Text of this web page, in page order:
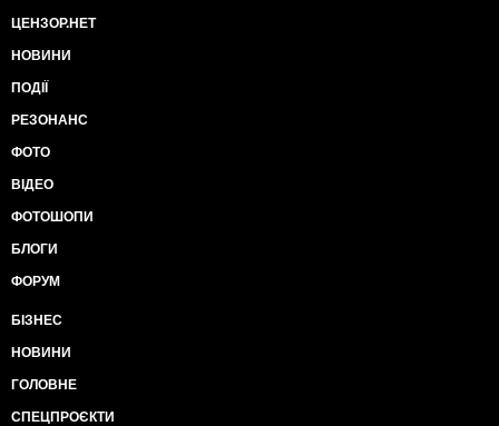
ЦЕНЗОР.НЕТ
НОВИНИ
ПОДІЇ
РЕЗОНАНС
ФОТО
ВІДЕО
ФОТОШОПИ
БЛОГИ
ФОРУМ
БІЗНЕС
НОВИНИ
ГОЛОВНЕ
СПЕЦПРОЄКТИ